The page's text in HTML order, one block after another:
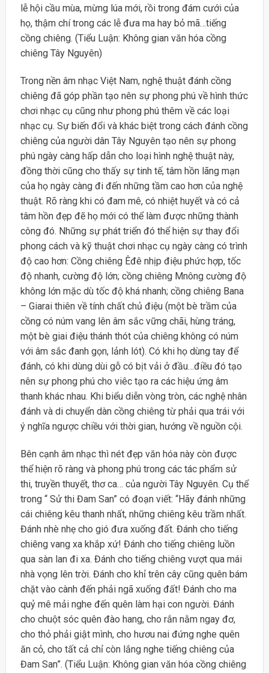
lễ hội cầu mùa, mừng lúa mới, rồi trong đám cưới của
họ, thậm chí trong các lễ đưa ma hay bỏ mã…tiếng
cồng chiêng. (Tiểu Luận: Không gian văn hóa cồng
chiêng Tây Nguyên)
Trong nền âm nhạc Việt Nam, nghệ thuật đánh cồng
chiêng đã góp phần tạo nên sự phong phú về hình thức
chơi nhạc cụ cũng như phong phú thêm về các loại
nhạc cụ. Sự biến đổi và khác biệt trong cách đánh cồng
chiêng của người dân Tây Nguyên tạo nên sự phong
phú ngày càng hấp dẫn cho loại hình nghệ thuật này,
đồng thời cũng cho thấy sự tinh tế, tâm hồn lãng mạn
của họ ngày càng đi đến những tầm cao hơn của nghệ
thuật. Rõ ràng khi có đam mê, có nhiệt huyết và có cả
tâm hồn đẹp đẽ họ mới có thể làm được những thành
công đó. Những sự phát triển đó thể hiện sự thay đổi
phong cách và kỹ thuật chơi nhạc cụ ngày càng có trình
độ cao hơn: Cồng chiêng Êđê nhịp điệu phức hợp, tốc
độ nhanh, cường độ lớn; cồng chiêng Mnông cường độ
không lớn mặc dù tốc độ khá nhanh; cồng chiêng Bana
– Giarai thiên về tính chất chủ điệu (một bè trầm của
cồng có núm vang lên âm sắc vững chãi, hùng tráng,
một bè giai điệu thánh thót của chiêng không có núm
với âm sắc đanh gọn, lảnh lót). Có khi họ dùng tay để
đánh, có khi dùng dùi gỗ có bịt vải ở đầu…điều đó tạo
nên sự phong phú cho viêc tạo ra các hiệu ứng âm
thanh khác nhau. Khi biểu diễn vòng tròn, các nghệ nhân
đánh và di chuyển dàn cồng chiêng từ phải qua trái với
ý nghĩa ngược chiều với thời gian, hướng về nguồn cội.
Bên cạnh âm nhạc thì nét đẹp văn hóa này còn được
thể hiện rõ ràng và phong phú trong các tác phẩm sử
thi, truyền thuyết, thơ ca… của người Tây Nguyên. Cụ thể
trong “ Sử thi Đam San” có đoạn viết: “Hãy đánh những
cái chiêng kêu thanh nhất, những chiêng kêu trầm nhất.
Đánh nhè nhẹ cho gió đưa xuống đất. Đánh cho tiếng
chiêng vang xa khắp xứ! Đánh cho tiếng chiêng luồn
qua sàn lan đi xa. Đánh cho tiếng chiêng vượt qua mái
nhà vọng lên trời. Đánh cho khỉ trên cây cũng quên bám
chặt vào cành đến phải ngã xuống đất! Đánh cho ma
quỷ mê mải nghe đến quên làm hại con người. Đánh
cho chuột sóc quên đào hang, cho rắn nằm ngay đơ,
cho thỏ phải giật mình, cho hươu nai đứng nghe quên
ăn cỏ, cho tất cả chỉ còn lắng nghe tiếng chiêng của
Đam San”. (Tiểu Luận: Không gian văn hóa cồng chiêng